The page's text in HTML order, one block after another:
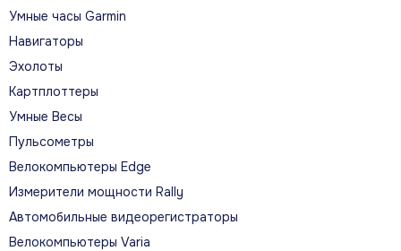
Умные часы Garmin
Навигаторы
Эхолоты
Картплоттеры
Умные Весы
Пульсометры
Велокомпьютеры Edge
Измерители мощности Rally
Автомобильные видеорегистраторы
Велокомпьютеры Varia